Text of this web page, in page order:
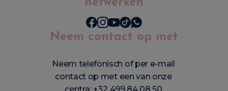
netwerken
Neem contact op met
Neem telefonisch of per e-mail
contact op met een van onze